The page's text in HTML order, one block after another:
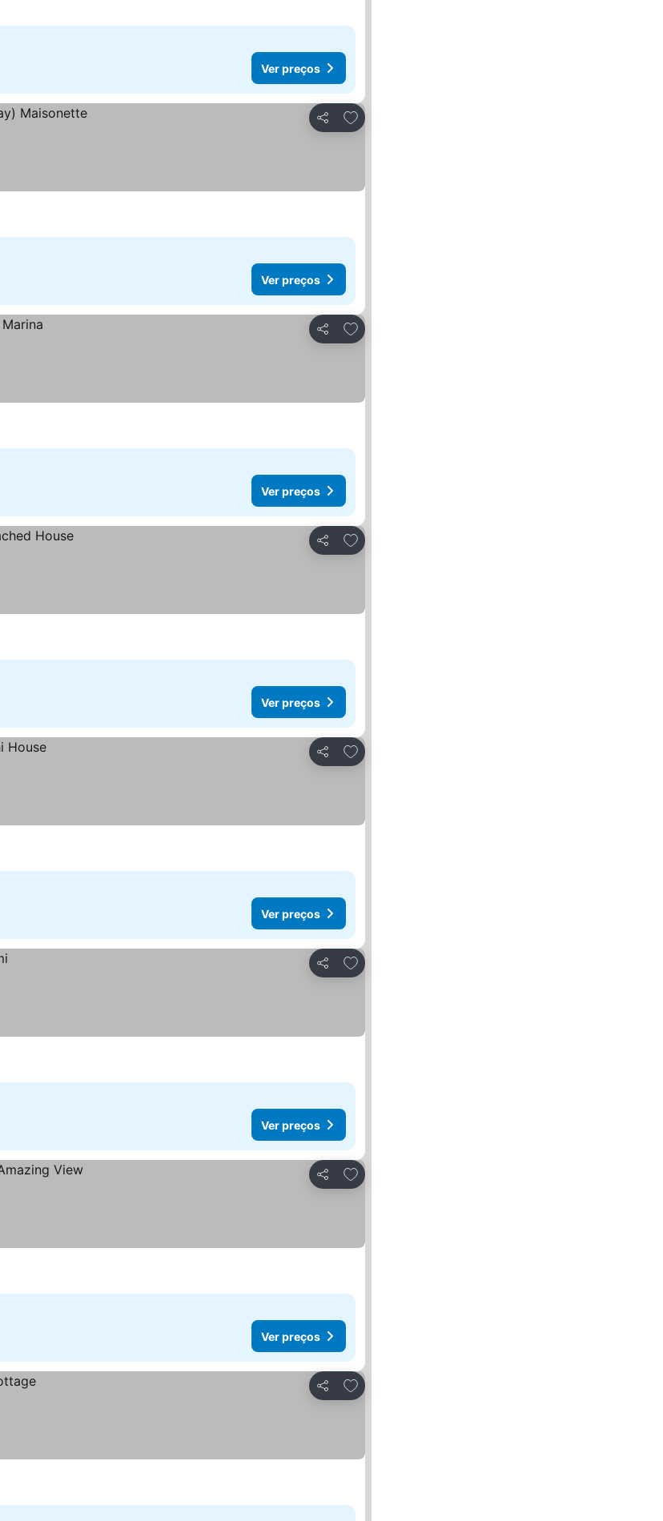
Ver preços
Partilhar
Adicionar aos favoritos
Ver preços
Partilhar
Adicionar aos favoritos
Ver preços
Partilhar
Adicionar aos favoritos
Ver preços
Partilhar
Adicionar aos favoritos
Ver preços
Partilhar
Adicionar aos favoritos
Ver preços
Partilhar
Adicionar aos favoritos
Ver preços
Partilhar
Adicionar aos favoritos